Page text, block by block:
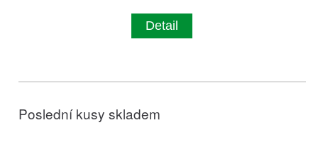
Detail
Poslední kusy skladem